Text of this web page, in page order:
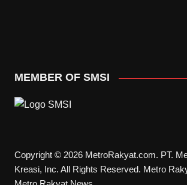
MEMBER OF SMSI
Copyright © 2026 MetroRakyat.com. PT.
Kreasi, Inc. All Rights Reserved. Metro